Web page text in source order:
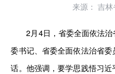
来源： 吉
2月4日，省委全面依法
委书记、省委全面依法治省
话。他强调，要学思践悟习